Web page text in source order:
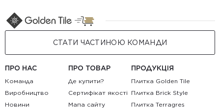
СТАТИ ЧАСТИНОЮ КОМАНДИ
ПРО НАС
Команда
Виробництво
Новини
ПРО ТОВАР
Де купити?
Сертифікат якості
Мапа сайту
ПРОДУКЦІЯ
Плитка Golden Tile
Плитка Brick Style
Плитка Terragres